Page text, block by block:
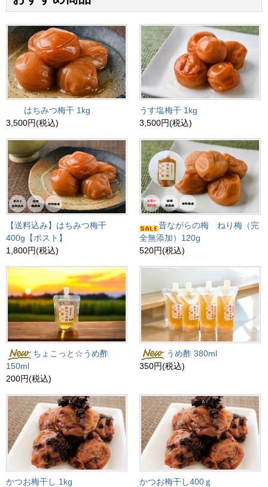
はちみつ梅干 1kg
3,500円(税込)
うす塩梅干 1kg
3,500円(税込)
【送料込み】はちみつ梅干
400g【ポスト】
1,800円(税込)
昔ながらの梅 ねり梅（完
全無添加）120g
520円(税込)
ちょこっと☆うめ酢
150ml
200円(税込)
うめ酢 380ml
350円(税込)
かつお梅干し 1kg
かつお梅干し400ｇ